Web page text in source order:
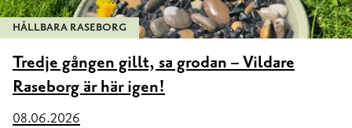
HÅLLBARA RASEBORG
Tredje gången gillt, sa grodan – Vildare
Raseborg är här igen!
08.06.2026